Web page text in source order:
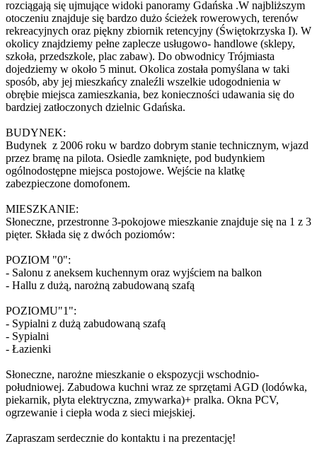
rozciągają się ujmujące widoki panoramy Gdańska .W najbliższym
otoczeniu znajduje się bardzo dużo ścieżek rowerowych, terenów
rekreacyjnych oraz piękny zbiornik retencyjny (Świętokrzyska I). W
okolicy znajdziemy pełne zaplecze usługowo- handlowe (sklepy,
szkoła, przedszkole, plac zabaw). Do obwodnicy Trójmiasta
dojedziemy w około 5 minut. Okolica została pomyślana w taki
sposób, aby jej mieszkańcy znaleźli wszelkie udogodnienia w
obrębie miejsca zamieszkania, bez konieczności udawania się do
bardziej zatłoczonych dzielnic Gdańska.
BUDYNEK:
Budynek z 2006 roku w bardzo dobrym stanie technicznym, wjazd
przez bramę na pilota. Osiedle zamknięte, pod budynkiem
ogólnodostępne miejsca postojowe. Wejście na klatkę
zabezpieczone domofonem.
MIESZKANIE:
Słoneczne, przestronne 3-pokojowe mieszkanie znajduje się na 1 z 3
pięter. Składa się z dwóch poziomów:
POZIOM "0":
- Salonu z aneksem kuchennym oraz wyjściem na balkon
- Hallu z dużą, narożną zabudowaną szafą
POZIOMU"1":
- Sypialni z dużą zabudowaną szafą
- Sypialni
- Łazienki
Słoneczne, narożne mieszkanie o ekspozycji wschodnio-
południowej. Zabudowa kuchni wraz ze sprzętami AGD (lodówka,
piekarnik, płyta elektryczna, zmywarka)+ pralka. Okna PCV,
ogrzewanie i ciepła woda z sieci miejskiej.
Zapraszam serdecznie do kontaktu i na prezentację!